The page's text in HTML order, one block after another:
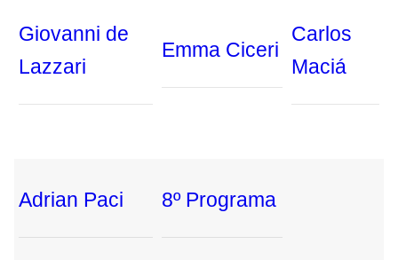
Giovanni de
Lazzari
Emma Ciceri
Carlos
Maciá
Adrian Paci 8º Programa